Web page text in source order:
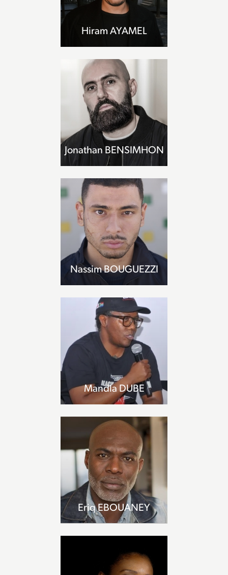
Hiram AYAMEL
Jonathan BENSIMHON
Nassim BOUGUEZZI
Mandla DUBE
Eriq EBOUANEY